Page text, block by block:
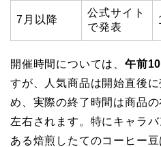
7月以降
公式サイト
で発表
開催時間については、 午前
すが、人気商品は開始直後
め、実際の終了時間は商品
左右されます。特にキャラ
ある焙煎したてのコーヒー